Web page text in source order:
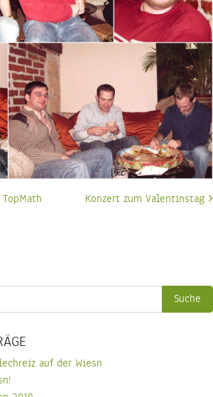
Konzert zum Valentinstag
auf der Wiesn